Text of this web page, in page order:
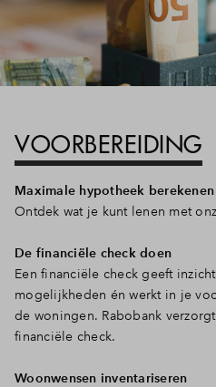
VOORBEREIDING
Maximale hypotheek berekenen
Ontdek wat je kunt lenen met
De financiële check doen
Een financiële check geeft
mogelijkheden én werkt in je
de woningen. Rabobank
financiële check.
Woonwensen inventariseren